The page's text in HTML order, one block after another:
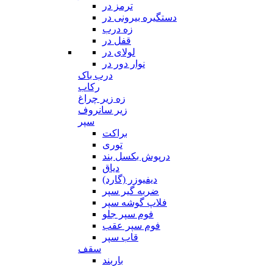
ترمز در
دستگیره بیرونی در
زه درب
قفل در
لولای در
نوار دور در
درب باک
رکاب
زه زیر چراغ
زیر سانروف
سپر
براکت
توری
درپوش بکسل بند
دیاق
دیفیوزر (گارد)
ضربه گیر سپر
فلاپ گوشه سپر
فوم سپر جلو
فوم سپر عقب
قاب سپر
سقف
باربند